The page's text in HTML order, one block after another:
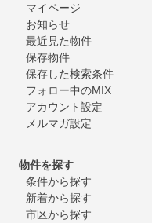
マイページ
お知らせ
最近見た物件
保存物件
保存した検索条件
フォロー中のMIX
アカウント設定
メルマガ設定
物件を探す
条件から探す
新着から探す
市区から探す